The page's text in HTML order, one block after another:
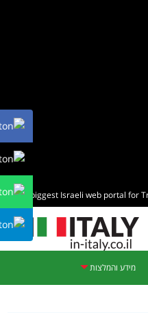
The biggest Israeli web portal for
מידע והמלצות